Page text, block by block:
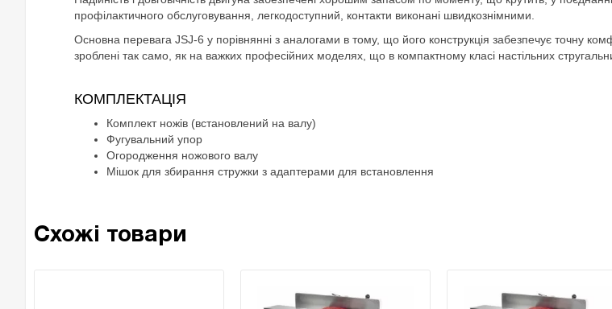
профілактичного обслуговування, легкодоступний, контакти виконані швидкознімними.
Основна перевага JSJ-6 у порівнянні з аналогами в тому, що його конструкція забезпечує точну
зроблені так само, як на важких професійних моделях, що в компактному класі настільних
КОМПЛЕКТАЦІЯ
Комплект ножів (встановлений на валу)
Фугувальний упор
Огородження ножового валу
Мішок для збирання стружки з адаптерами для встановлення
Схожі товари